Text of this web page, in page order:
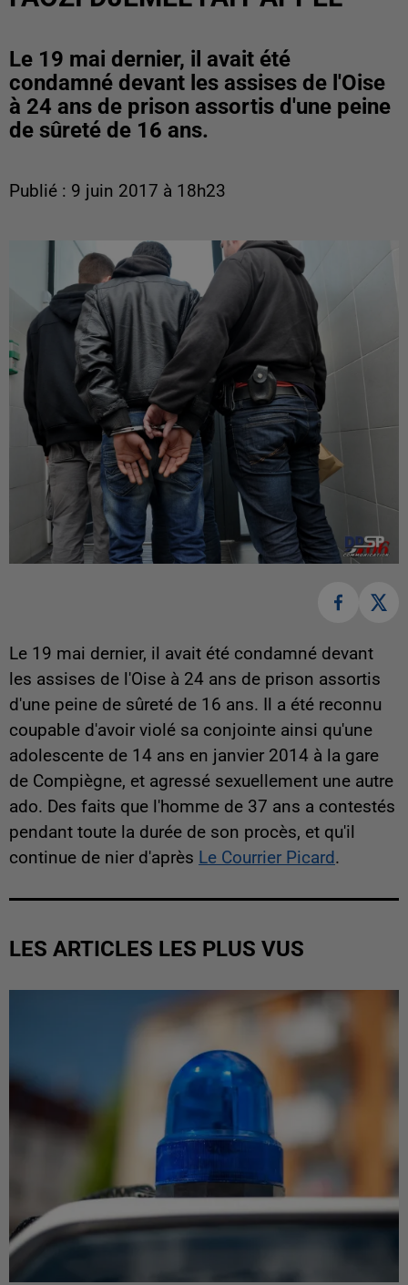
Le 19 mai dernier, il avait été
condamné devant les assises de l'Oise
à 24 ans de prison assortis d'une peine
de sûreté de 16 ans.
Publié : 9 juin 2017 à 18h23
Le 19 mai dernier, il avait été condamné devant
les assises de l'Oise à 24 ans de prison assortis
d'une peine de sûreté de 16 ans. Il a été reconnu
coupable d'avoir violé sa conjointe ainsi qu'une
adolescente de 14 ans en janvier 2014 à la gare
de Compiègne, et agressé sexuellement une autre
ado. Des faits que l'homme de 37 ans a contestés
pendant toute la durée de son procès, et qu'il
continue de nier d'après Le Courrier Picard.
LES ARTICLES LES PLUS VUS